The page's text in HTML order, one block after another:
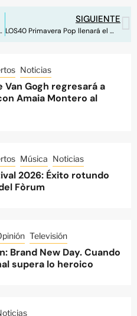
de ‘Peaky Blinders’
SIGUIENTE
LOS40 Primavera Pop llenará el WiZink Center de talento
Noticias
Van Gogh regresará a
Amaia Montero al
Música Noticias
2026: Éxito rotundo
Fòrum
Televisión
Brand New Day. Cuando
supera lo heroico